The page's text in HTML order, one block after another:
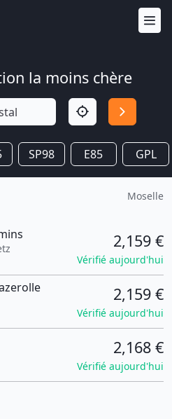
la moins chère
SP98 E85 GPL
Moselle
2,159 €
Vérifié aujourd'hui
2,159 €
Vérifié aujourd'hui
2,168 €
Vérifié aujourd'hui